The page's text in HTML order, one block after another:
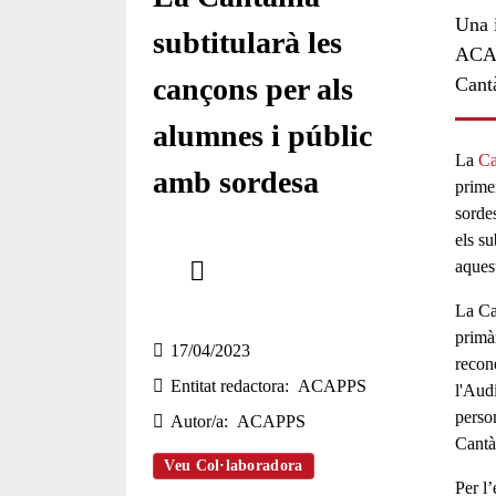
subtitularà les
cançons per als
alumnes i públic
amb sordesa
17/04/2023
Entitat redactora
ACAPPS
Autor/a
ACAPPS
Veu Col·laboradora
Una
La
els
La
Per